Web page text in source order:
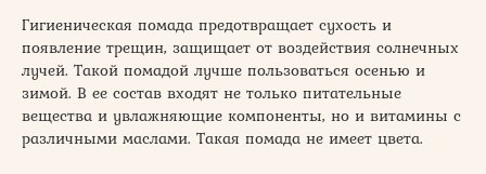
Гигиеническая помада предотвращает сухость и
появление трещин, защищает от воздействия солнечных
лучей. Такой помадой лучше пользоваться осенью и
зимой. В ее состав входят не только питательные
вещества и увлажняющие компоненты, но и витамины с
различными маслами. Такая помада не имеет цвета.